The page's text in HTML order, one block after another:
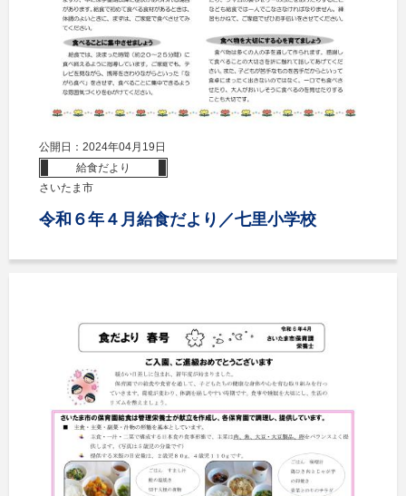
公開日：2024年04月19日
給食だより
さいたま市
令和６年４月給食だより／七里小学校